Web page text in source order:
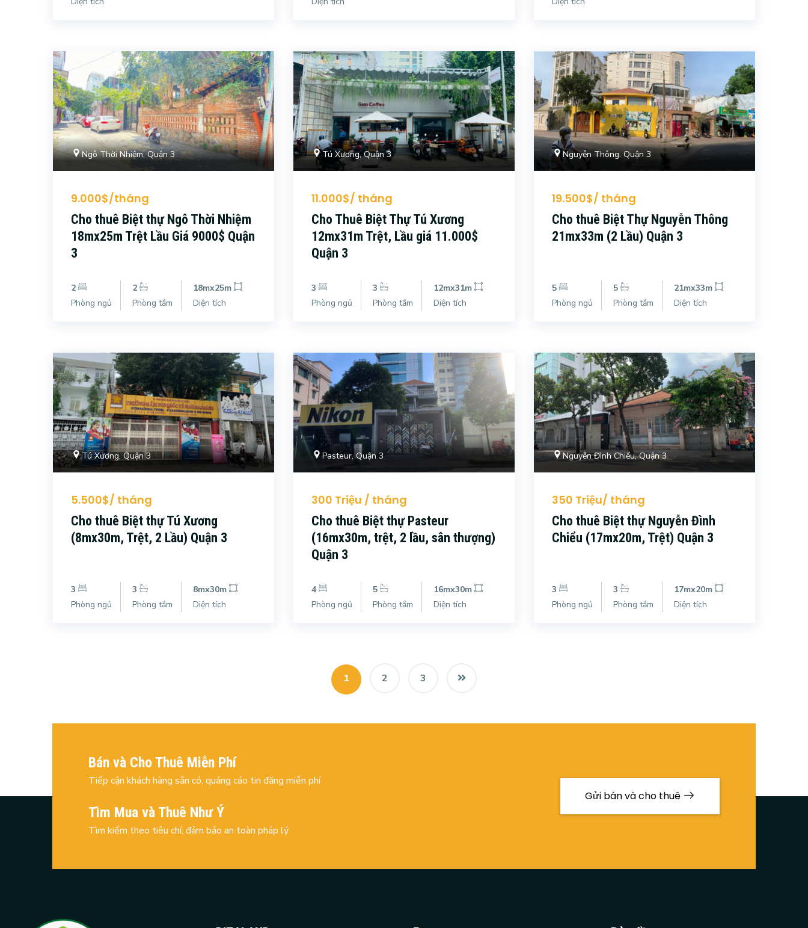
Ngô Thời Nhiệm, Quận 3
9.000$/tháng
Cho thuê Biệt thự Ngô Thời Nhiệm
18mx25m Trệt Lầu Giá 9000$ Quận
3
2
Phòng ngủ
2
Phòng tắm
18mx25m
Diện tích
Tú Xương, Quận 3
11.000$/ tháng
Cho Thuê Biệt Thự Tú Xương
12mx31m Trệt, Lầu giá 11.000$
Quận 3
3
Phòng ngủ
3
Phòng tắm
12mx31m
Diện tích
Nguyễn Thông. Quận 3
19.500$/ tháng
Cho thuê Biệt Thự Nguyễn Thông
21mx33m (2 Lầu) Quận 3
5
Phòng ngủ
5
Phòng tắm
21mx33m
Diện tích
Tú Xương, Quận 3
5.500$/ tháng
Cho thuê Biệt thự Tú Xương
(8mx30m, Trệt, 2 Lầu) Quận 3
3
Phòng ngủ
3
Phòng tắm
8mx30m
Diện tích
Pasteur, Quận 3
300 Triệu / tháng
Cho thuê Biệt thự Pasteur
(16mx30m, trệt, 2 lầu, sân thượng)
Quận 3
4
Phòng ngủ
5
Phòng tắm
16mx30m
Diện tích
Nguyễn Đình Chiểu, Quận 3
350 Triệu/ tháng
Cho thuê Biệt thự Nguyễn Đình
Chiểu (17mx20m, Trệt) Quận 3
3
Phòng ngủ
3
Phòng tắm
17mx20m
Diện tích
1 2 3
Bán và Cho Thuê Miễn Phí
Tiếp cận khách hàng sẵn có, quảng cáo tin đăng miễn phí
Tìm Mua và Thuê Như Ý
Tìm kiếm theo tiêu chí, đảm bảo an toàn pháp lý
Gửi bán và cho thuê